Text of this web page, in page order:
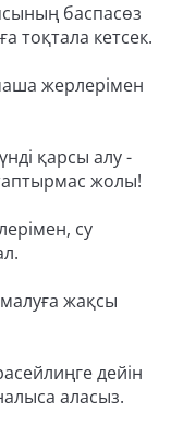
баспасөз
тоқтала кетсек.
жерлерімен
қарсы алу -
жолы!
су
жақсы
дейін
аласыз.